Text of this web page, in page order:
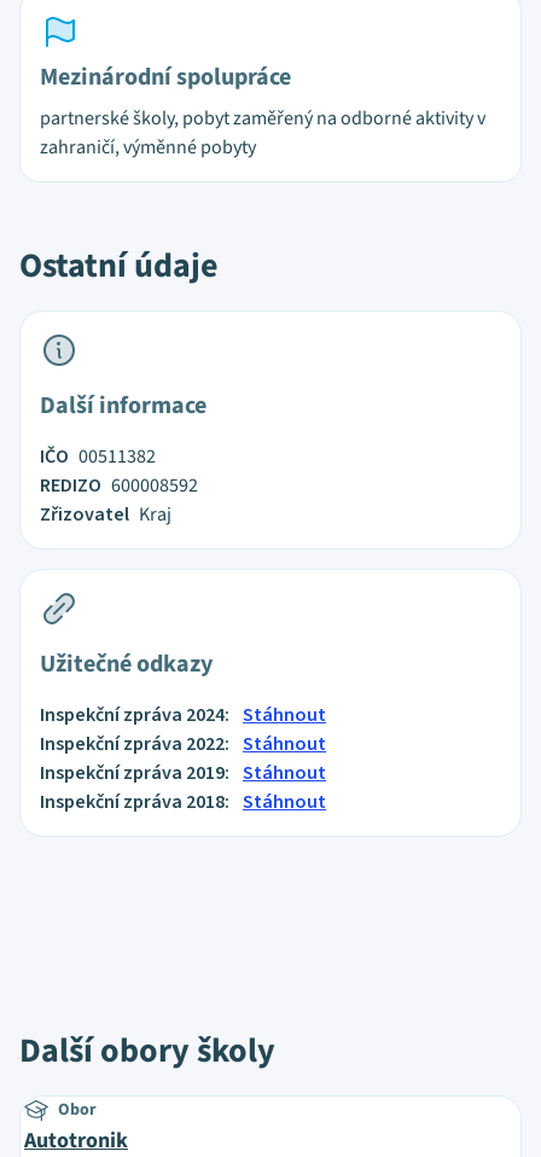
Mezinárodní spolupráce
partnerské školy, pobyt zaměřený na odborné aktivity v
zahraničí, výměnné pobyty
Ostatní údaje
Další informace
IČO 00511382
REDIZO 600008592
Zřizovatel Kraj
Užitečné odkazy
Inspekční zpráva 2024: Stáhnout
Inspekční zpráva 2022: Stáhnout
Inspekční zpráva 2019: Stáhnout
Inspekční zpráva 2018: Stáhnout
Další obory školy
Obor
Autotronik